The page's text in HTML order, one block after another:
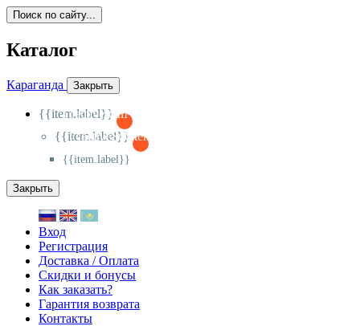
Поиск по сайту...
Каталог
Караганда Закрыть
{{item.label}}
{{activeItem==item.id?'-
{{item.label}}
{{activeSubitem==item.id?'-
{{item.label}}
Закрыть
Вход
Регистрация
Доставка / Оплата
Скидки и бонусы
Как заказать?
Гарантия возврата
Контакты